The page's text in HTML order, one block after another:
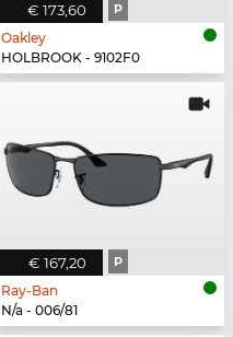
€ 173,60 P
Oakley
HOLBROOK - 9102F0
€ 167,20 P
Ray-Ban
N/a - 006/81